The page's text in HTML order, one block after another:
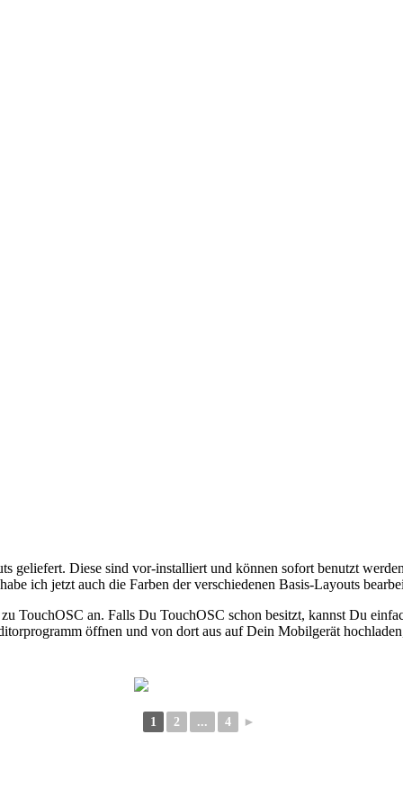
geliefert. Diese sind vor-installiert und können sofort benutzt
ich jetzt auch die Farben der verschiedenen Basis-Layouts
zu TouchOSC an. Falls Du TouchOSC schon besitzt, kannst Du
öffnen und von dort aus auf Dein Mobilgerät
1 2 ... 4 ►